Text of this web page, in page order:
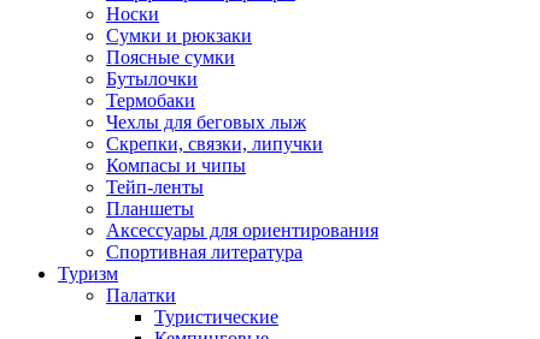
Носки
Сумки и рюкзаки
Поясные сумки
Бутылочки
Термобаки
Чехлы для беговых лыж
Скрепки, связки, липучки
Компасы и чипы
Тейп-ленты
Планшеты
Аксессуары для ориентирования
Спортивная литература
Туризм
Палатки
Туристические